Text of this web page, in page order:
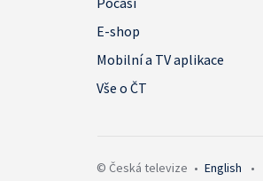
E-shop
Mobilní a TV aplikace
Vše o ČT
© Česká televize • English •